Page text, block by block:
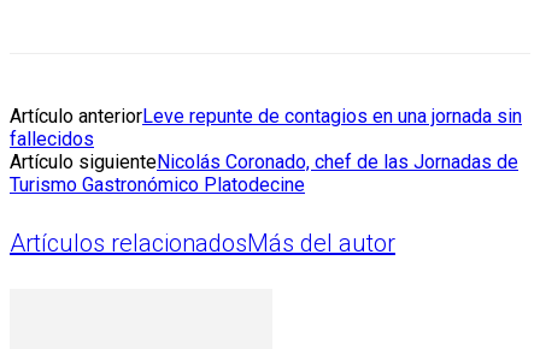
Artículo anteriorLeve repunte de contagios en una jornada sin
fallecidos
Artículo siguienteNicolás Coronado, chef de las Jornadas de
Turismo Gastronómico Platodecine
Artículos relacionadosMás del autor